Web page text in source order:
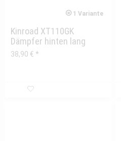
1 Variante
Kinroad XT110GK
Dämpfer hinten lang
38,90 € *